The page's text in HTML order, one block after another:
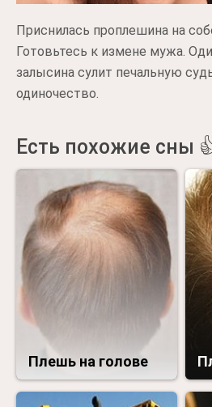
Приснилась проплешина на
Готовьтесь к измене мужа.
залысина сулит печальную
одиночество.
Есть похожие сны
Плешь на голове